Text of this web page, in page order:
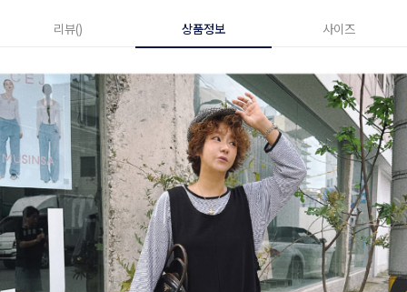
리뷰() 상품정보 사이즈